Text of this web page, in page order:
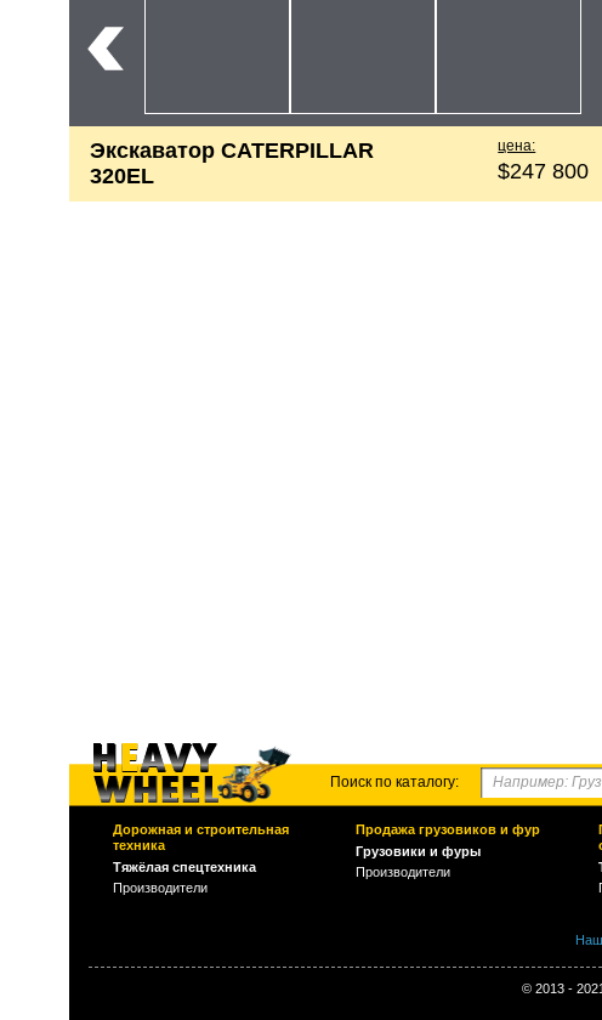
Экскаватор CATERPILLAR
320EL
цена:
$247 800
Поиск по каталогу:
Дорожная и строительная
техника
Тяжёлая спецтехника
Производители
Продажа грузовиков и фур
Грузовики и фуры
Производители
© 2013 -